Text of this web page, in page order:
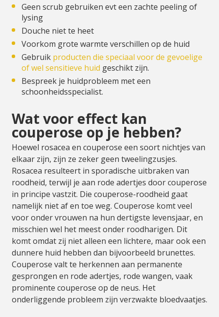
Geen scrub gebruiken evt een zachte peeling of
lysing
Douche niet te heet
Voorkom grote warmte verschillen op de huid
Gebruik producten die speciaal voor de gevoelige
of wel sensitieve huid geschikt zijn.
Bespreek je huidprobleem met een
schoonheidsspecialist.
Wat voor effect kan
couperose op je hebben?
Hoewel rosacea en couperose een soort nichtjes van
elkaar zijn, zijn ze zeker geen tweelingzusjes.
Rosacea resulteert in sporadische uitbraken van
roodheid, terwijl je aan rode adertjes door couperose
in principe vastzit. Die couperose-roodheid gaat
namelijk niet af en toe weg. Couperose komt veel
voor onder vrouwen na hun dertigste levensjaar, en
misschien wel het meest onder roodharigen. Dit
komt omdat zij niet alleen een lichtere, maar ook een
dunnere huid hebben dan bijvoorbeeld brunettes.
Couperose valt te herkennen aan permanente
gesprongen en rode adertjes, rode wangen, vaak
prominente couperose op de neus. Het
onderliggende probleem zijn verzwakte bloedvaatjes.